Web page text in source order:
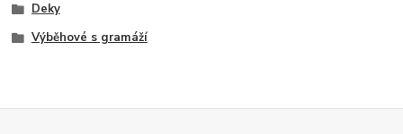
Deky
Výběhové s gramáží